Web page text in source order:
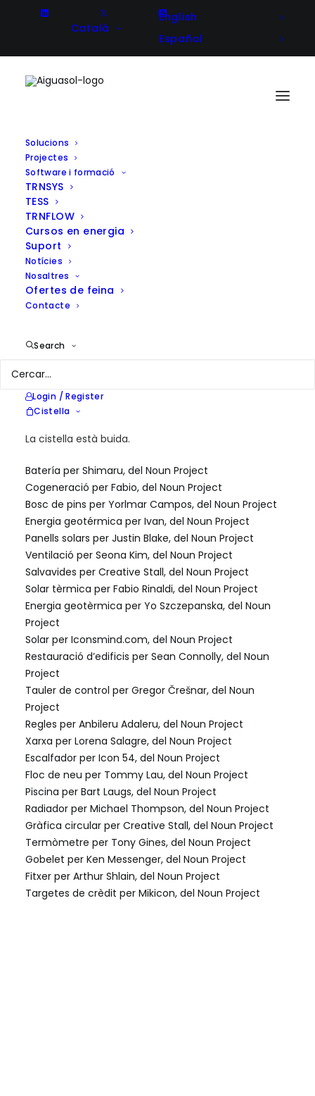
Català
English
Español
Solucions
Projectes
Software i formació
TRNSYS
TESS
TRNFLOW
Cursos en energia
Suport
Notícies
Nosaltres
Ofertes de feina
Contacte
Search
Login / Register
Cistella
La cistella està buida.
Crèdits Extra
Aquest lloc web fa servir icones dissenyades per
diferents dissenyadors, gràcies a:
Bombeta per Till Teenck, del Noun Project
Molí de vent per Olivier Guin, del Noun Project
Ecofàbrica per Aldric Rodríguez Iborra, del Noun
Batería per Shimaru, del Noun Project
Cogeneració per Fabio, del Noun Project
Bosc de pins per Yorlmar Campos, del Noun Project
Energia geotérmica per Ivan, del Noun Project
Panells solars per Justin Blake, del Noun Project
Ventilació per Seona Kim, del Noun Project
Salvavides per Creative Stall, del Noun Project
Solar tèrmica per Fabio Rinaldi, del Noun Project
Energia geotèrmica per Yo Szczepanska, del Noun
Project
Solar per Iconsmind.com, del Noun Project
Restauració d’edificis per Sean Connolly, del Noun
Project
Tauler de control per Gregor Črešnar, del Noun
Project
Regles per Anbileru Adaleru, del Noun Project
Xarxa per Lorena Salagre, del Noun Project
Escalfador per Icon 54, del Noun Project
Floc de neu per Tommy Lau, del Noun Project
Piscina per Bart Laugs, del Noun Project
Radiador per Michael Thompson, del Noun Project
Gràfica circular per Creative Stall, del Noun Project
Termòmetre per Tony Gines, del Noun Project
Gobelet per Ken Messenger, del Noun Project
Fitxer per Arthur Shlain, del Noun Project
Targetes de crèdit per Mikicon, del Noun Project